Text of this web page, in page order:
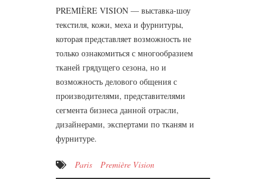
PREMIÈRE VISION — выставка-шоу
текстиля, кожи, меха и фурнитуры,
которая представляет возможность не
только ознакомиться с многообразием
тканей грядущего сезона, но и
возможность делового общения с
производителями, представителями
сегмента бизнеса данной отрасли,
дизайнерами, экспертами по тканям и
фурнитуре.
Paris
Première Vision